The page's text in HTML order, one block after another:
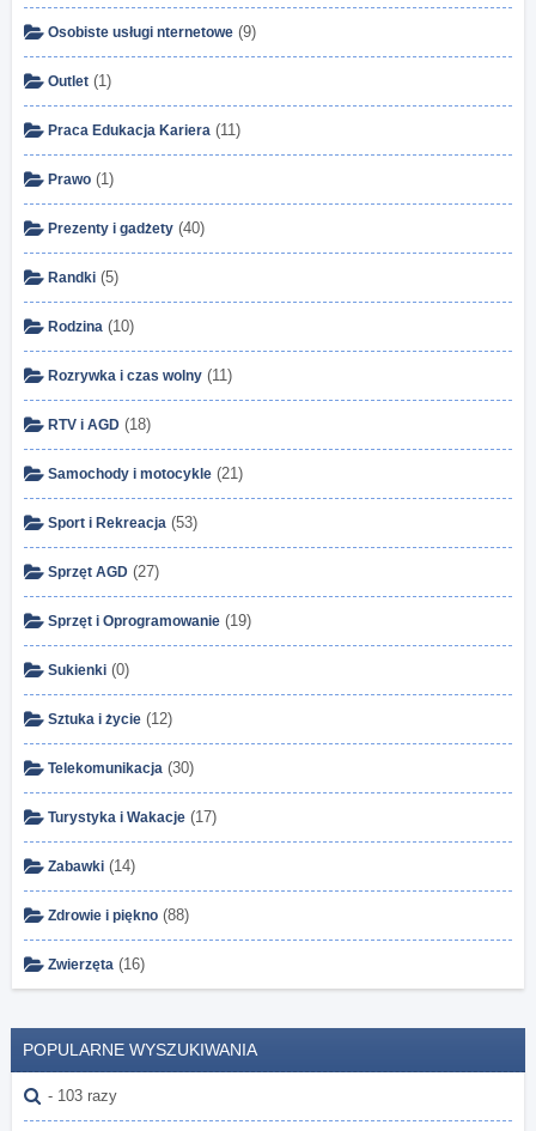
Osobiste usługi nternetowe (9)
Outlet (1)
Praca Edukacja Kariera (11)
Prawo (1)
Prezenty i gadżety (40)
Randki (5)
Rodzina (10)
Rozrywka i czas wolny (11)
RTV i AGD (18)
Samochody i motocykle (21)
Sport i Rekreacja (53)
Sprzęt AGD (27)
Sprzęt i Oprogramowanie (19)
Sukienki (0)
Sztuka i życie (12)
Telekomunikacja (30)
Turystyka i Wakacje (17)
Zabawki (14)
Zdrowie i piękno (88)
Zwierzęta (16)
POPULARNE WYSZUKIWANIA
- 103 razy